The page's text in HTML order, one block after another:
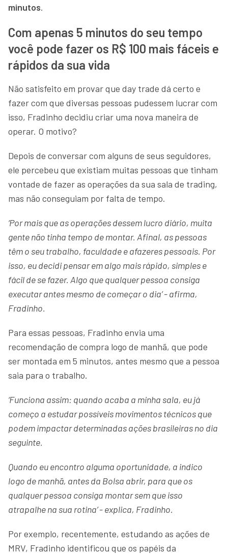
minutos.
Com apenas 5 minutos do seu tempo
você pode fazer os R$ 100 mais fáceis e
rápidos da sua vida
Não satisfeito em provar que day trade dá certo e
fazer com que diversas pessoas pudessem lucrar com
isso, Fradinho decidiu criar uma nova maneira de
operar. O motivo?
Depois de conversar com alguns de seus seguidores,
ele percebeu que existiam muitas pessoas que tinham
vontade de fazer as operações da sua sala de trading,
mas não conseguiam por falta de tempo.
‘Por mais que as operações dessem lucro diário, muita
gente não tinha tempo de montar. Afinal, as pessoas
têm o seu trabalho, faculdade e afazeres pessoais. Por
isso, eu decidi pensar em algo mais rápido, simples e
fácil de se fazer. Algo que qualquer pessoa consiga
executar antes mesmo de começar o dia’ - afirma,
Fradinho.
Para essas pessoas, Fradinho envia uma
recomendação de compra logo de manhã, que pode
ser montada em 5 minutos, antes mesmo que a pessoa
saia para o trabalho.
‘Funciona assim: quando acaba a minha sala, eu já
começo a estudar possíveis movimentos técnicos que
podem impactar determinadas ações brasileiras no dia
seguinte.
Quando eu encontro alguma oportunidade, a indico
logo de manhã, antes da Bolsa abrir, para que os
qualquer pessoa consiga montar sem que isso
atrapalhe na sua rotina’ - explica, Fradinho.
Por exemplo, recentemente, estudando as ações de
MRV, Fradinho identificou que os papéis da